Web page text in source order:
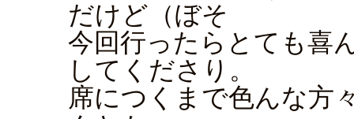
だけど（ぼそ
今回行ったらとても喜
してくださり。
席につくまで色んな方